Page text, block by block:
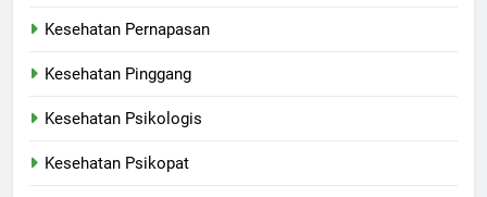
Kesehatan Pernapasan
Kesehatan Pinggang
Kesehatan Psikologis
Kesehatan Psikopat